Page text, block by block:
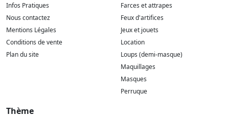
Infos Pratiques
Nous contactez
Mentions Légales
Conditions de vente
Plan du site
Farces et attrapes
Feux d'artifices
Jeux et jouets
Location
Loups (demi-masque)
Maquillages
Masques
Perruque
Thème